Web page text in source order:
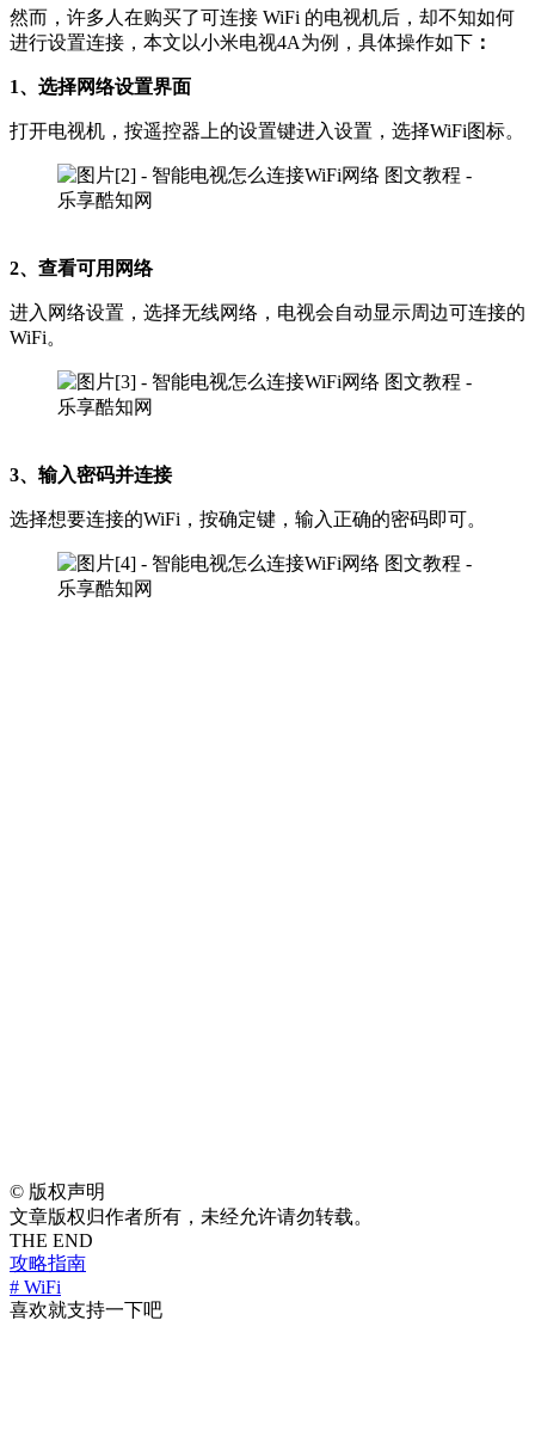
然而，许多人在购买了可连接 WiFi 的电视机后，却不知如何
进行设置连接，本文以小米电视4A为例，具体操作如下 ：
1、选择网络设置界面
打开电视机，按遥控器上的设置键进入设置，选择WiFi图标。
2、查看可用网络
进入网络设置，选择无线网络，电视会自动显示周边可连接的
WiFi。
3、输入密码并连接
选择想要连接的WiFi，按确定键，输入正确的密码即可。
© 版权声明
文章版权归作者所有，未经允许请勿转载。
THE END
攻略指南
# WiFi
喜欢就支持一下吧